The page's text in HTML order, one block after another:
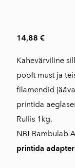
14,88 €
Kahevärviline
poolt must ja
filamendid
printida
Rullis 1kg.
NB! Bambulab
printida